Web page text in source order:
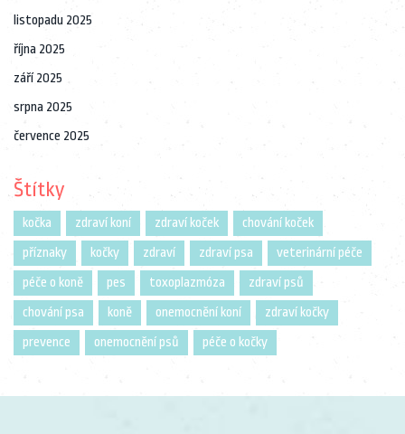
listopadu 2025
října 2025
září 2025
srpna 2025
července 2025
Štítky
kočka zdraví koní zdraví koček
chování koček
příznaky
kočky zdraví zdraví psa
veterinární péče
péče o koně
pes toxoplazmóza
zdraví psů
chování psa
koně onemocnění koní
zdraví kočky
prevence
onemocnění psů péče o kočky